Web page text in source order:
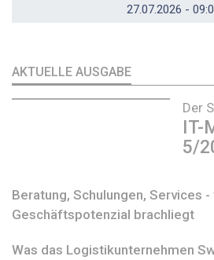
27.07.2026 -
AKTUELLE AUSGABE
Der
IT-
5/
Beratung, Schulungen, Services -
Geschäftspotenzial brachliegt
Was das Logistikunternehmen